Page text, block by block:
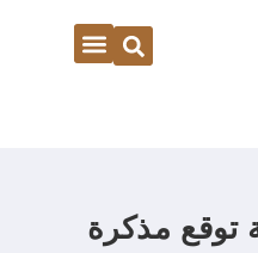
توقع مذكرة